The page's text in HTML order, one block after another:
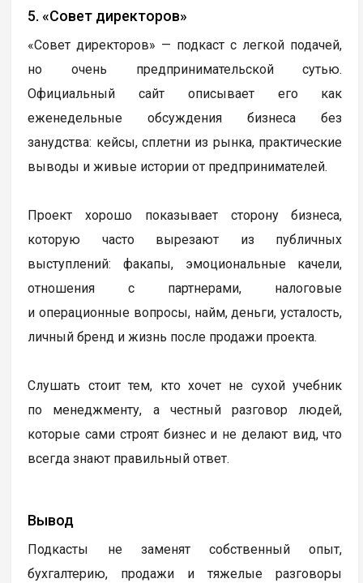
5. «Совет директоров»
«Совет директоров» — подкаст с легкой подачей,
но очень предпринимательской сутью.
Официальный сайт описывает его как
еженедельные обсуждения бизнеса без
занудства: кейсы, сплетни из рынка, практические
выводы и живые истории от предпринимателей.
Проект хорошо показывает сторону бизнеса,
которую часто вырезают из публичных
выступлений: факапы, эмоциональные качели,
отношения с партнерами, налоговые
и операционные вопросы, найм, деньги, усталость,
личный бренд и жизнь после продажи проекта.
Слушать стоит тем, кто хочет не сухой учебник
по менеджменту, а честный разговор людей,
которые сами строят бизнес и не делают вид, что
всегда знают правильный ответ.
Вывод
Подкасты не заменят собственный опыт,
бухгалтерию, продажи и тяжелые разговоры